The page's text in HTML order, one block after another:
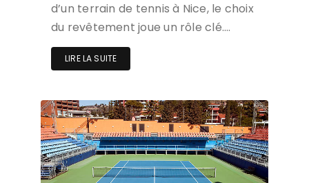
d’un terrain de tennis à Nice, le choix
du revêtement joue un rôle clé….
LIRE LA SUITE